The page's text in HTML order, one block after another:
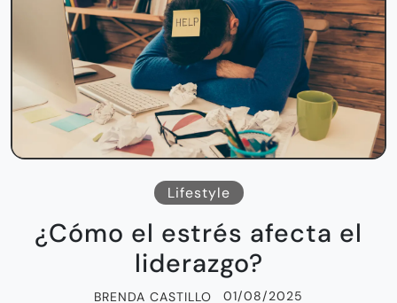
Lifestyle
¿Cómo el estrés afecta el
liderazgo?
BRENDA CASTILLO 01/08/2025